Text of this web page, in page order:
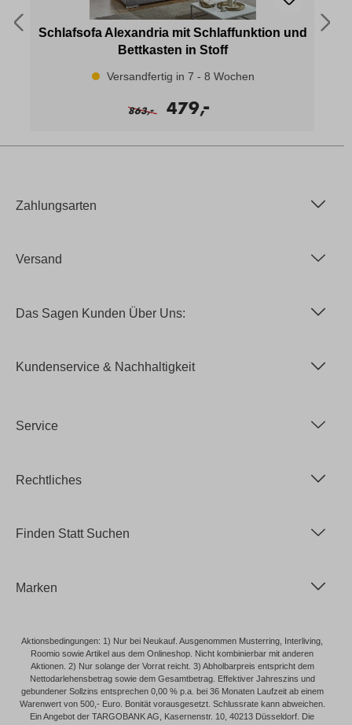
Schlafsofa Alexandria mit Schlaffunktion und
Bettkasten in Stoff
Versandfertig in 7 - 8 Wochen
863,
- 479,
-
Zahlungsarten
Versand
Das Sagen Kunden Über Uns:
Kundenservice & Nachhaltigkeit
Service
Rechtliches
Finden Statt Suchen
Marken
Aktionsbedingungen: 1) Nur bei Neukauf. Ausgenommen Musterring, Interliving,
Roomio sowie Artikel aus dem Onlineshop. Nicht kombinierbar mit anderen
Aktionen. 2) Nur solange der Vorrat reicht. 3) Abholbarpreis entspricht dem
Nettodarlehensbetrag sowie dem Gesamtbetrag. Effektiver Jahreszins und
gebundener Sollzins entsprechen 0,00 % p.a. bei 36 Monaten Laufzeit ab einem
Warenwert von 500,- Euro. Bonität vorausgesetzt. Schlussrate kann abweichen.
Ein Angebot der TARGOBANK AG, Kasernenstr. 10, 40213 Düsseldorf. Die